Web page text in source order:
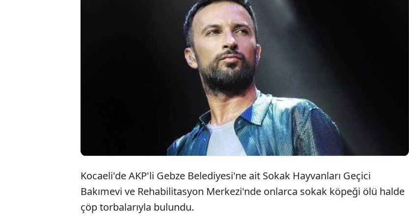
Kocaeli Gebze'deki hayvan katliamına sert tepki
gösteren şarkıcı Tarkan, "Yürürlükteki sokak hayvanları
yasasının bu katliamlara çanak tutacağı belliydi" dedi.
Kocaeli'de AKP'li Gebze Belediyesi'ne ait Sokak Hayvanları Geçici
Bakımevi ve Rehabilitasyon Merkezi'nde onlarca sokak köpeği ölü halde
çöp torbalarıyla bulundu.